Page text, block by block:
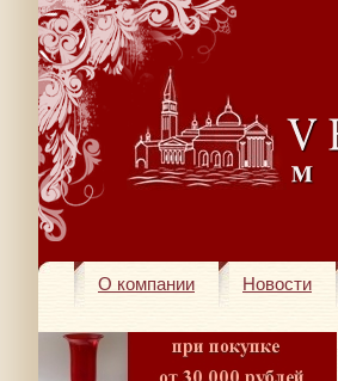
О компании Новости